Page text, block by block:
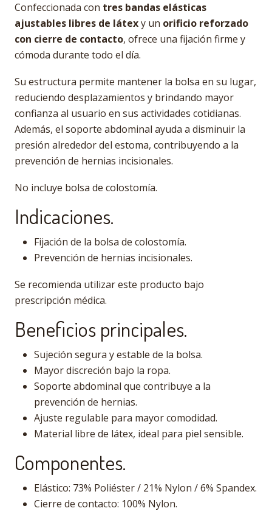
Confeccionada con tres bandas elásticas
ajustables libres de látexy un orificio reforzado
con cierre de contacto, ofrece una fijación firme y
cómoda durante todo el día.
Su estructura permite mantener la bolsa en su lugar,
reduciendo desplazamientos y brindando mayor
confianza al usuario en sus actividades cotidianas.
Además, el soporte abdominal ayuda a disminuir la
presión alrededor del estoma, contribuyendo a la
prevención de hernias incisionales.
No incluye bolsa de colostomía.
Indicaciones.
Fijación de la bolsa de colostomía.
Prevención de hernias incisionales.
Se recomienda utilizar este producto bajo
prescripción médica.
Beneficios principales.
Sujeción segura y estable de la bolsa.
Mayor discreción bajo la ropa.
Soporte abdominal que contribuye a la
prevención de hernias.
Ajuste regulable para mayor comodidad.
Material libre de látex, ideal para piel sensible.
Componentes.
Elástico: 73% Poliéster / 21% Nylon / 6% Spandex.
Cierre de contacto: 100% Nylon.